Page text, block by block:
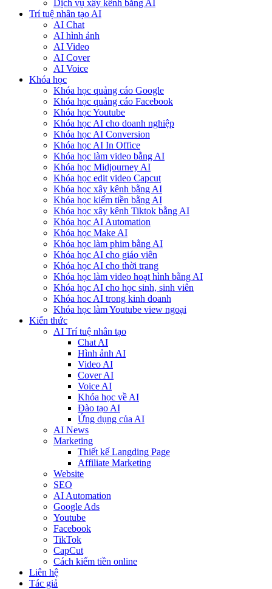
Dịch vụ xây kênh bằng AI
Trí tuệ nhân tạo AI
AI Chat
AI hình ảnh
AI Video
AI Cover
AI Voice
Khóa học
Khóa học quảng cáo Google
Khóa học quảng cáo Facebook
Khóa học Youtube
Khóa học AI cho doanh nghiệp
Khóa học AI Conversion
Khóa học AI In Office
Khóa học làm video bằng AI
Khóa học Midjourney AI
Khóa học edit video Capcut
Khóa học xây kênh bằng AI
Khóa học kiếm tiền bằng AI
Khóa học xây kênh Tiktok bằng AI
Khóa học AI Automation
Khóa học Make AI
Khóa học làm phim bằng AI
Khóa học AI cho giáo viên
Khóa học AI cho thời trang
Khóa học làm video hoạt hình bằng AI
Khóa học AI cho học sinh, sinh viên
Khóa hoc AI trong kinh doanh
Khóa học làm Youtube view ngoại
Kiến thức
AI Trí tuệ nhân tạo
Chat AI
Hình ảnh AI
Video AI
Cover AI
Voice AI
Khóa học về AI
Đào tạo AI
Ứng dụng của AI
AI News
Marketing
Thiết kế Langding Page
Affiliate Marketing
Website
SEO
AI Automation
Google Ads
Youtube
Facebook
TikTok
CapCut
Cách kiếm tiền online
Liên hệ
Tác giả